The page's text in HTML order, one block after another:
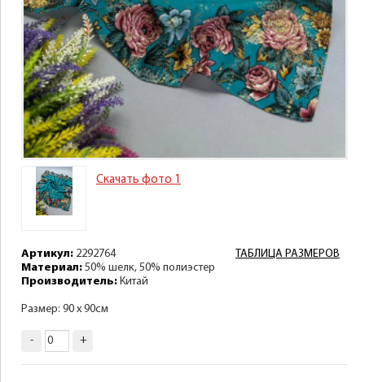
Скачать фото 1
ТАБЛИЦА РАЗМЕРОВ
Артикул: 2292764
Материал: 50% шелк, 50% полиэстер
Производитель: Китай
Размер: 90 х 90см
- +